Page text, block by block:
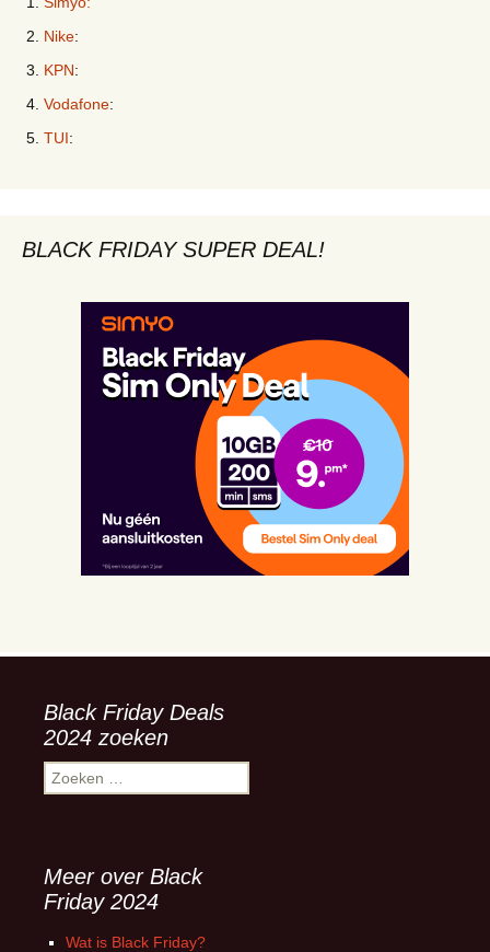
Nike:
KPN:
Vodafone:
TUI:
BLACK FRIDAY SUPER DEAL!
Black Friday Deals
2024 zoeken
Zoeken
naar:
Meer over Black
Friday 2024
Wat is Black Friday?